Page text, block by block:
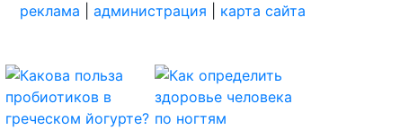
реклама администрация карта сайта